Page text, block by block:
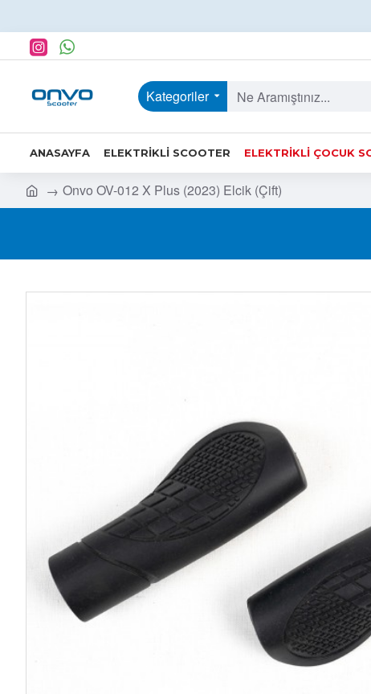
Kategoriler
ANASAYFA ELEKTRIKLI SCOOTER ELEKTRIKLI ÇOCUK
Onvo OV-012 X Plus (2023) Elcik (Çift)